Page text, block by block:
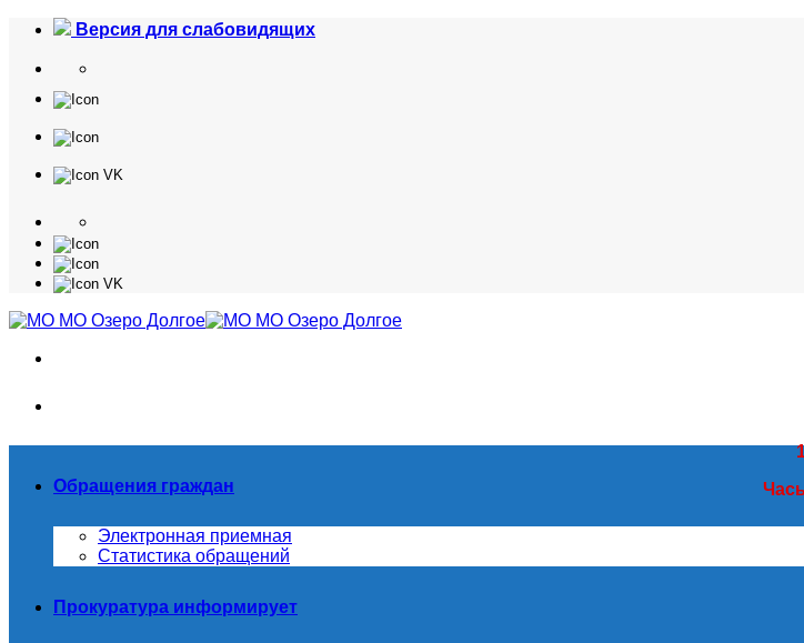
Skip
content
Версия для слабовидящих
Обращения граждан
Электронная приемная
Статистика обращений
Прокуратура информирует